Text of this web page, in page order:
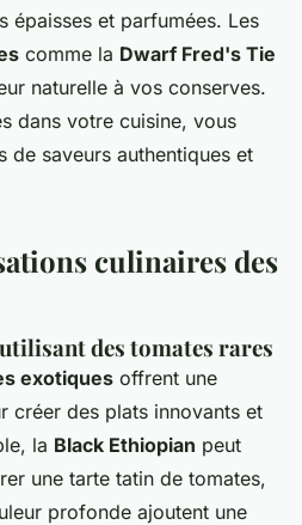
épaisses et parfumées. Les
comme la Dwarf Fred's Tie
naturelle à vos conserves.
dans votre cuisine, vous
de saveurs authentiques et
culinaires des
des tomates rares
exotiques offrent une
créer des plats innovants et
la Black Ethiopian peut
une tarte tatin de tomates,
profonde ajoutent une